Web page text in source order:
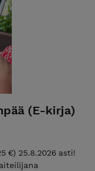
(E-kirja)
€) 25.8.2026 asti!